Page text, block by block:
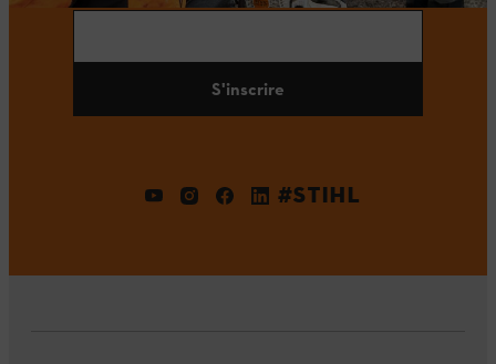
S'inscrire
#STIHL